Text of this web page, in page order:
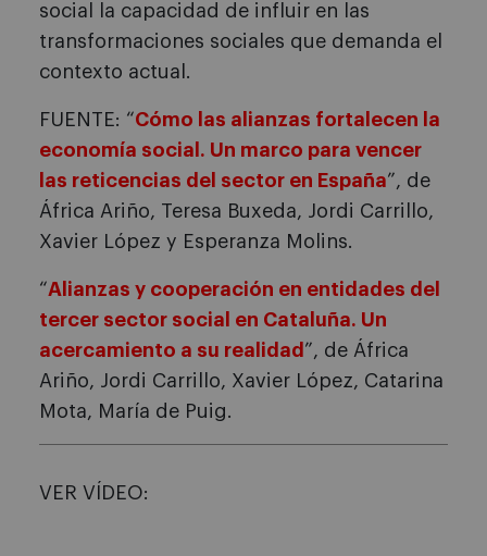
social la capacidad de influir en las
transformaciones sociales que demanda el
contexto actual.
FUENTE: “Cómo las alianzas fortalecen la
economía social. Un marco para vencer
las reticencias del sector en España”, de
África Ariño, Teresa Buxeda, Jordi Carrillo,
Xavier López y Esperanza Molins.
“Alianzas y cooperación en entidades del
tercer sector social en Cataluña. Un
acercamiento a su realidad ”, de África
Ariño, Jordi Carrillo, Xavier López, Catarina
Mota, María de Puig.
VER VÍDEO: